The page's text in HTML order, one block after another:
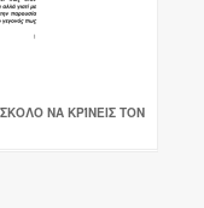
ΝΑ ΚΡΊΝΕΙΣ ΤΟΝ